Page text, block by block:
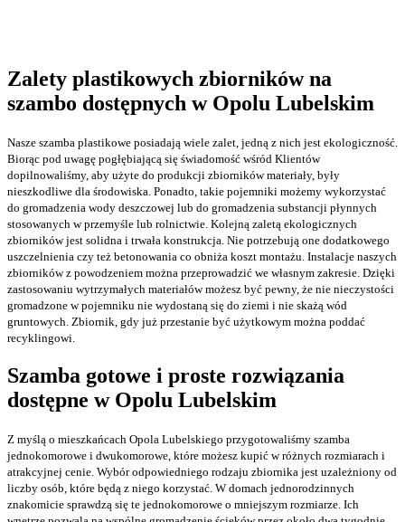
Zalety plastikowych zbiornikówna
szambo dostępnych w Opolu Lubelskim
Nasze szamba plastikowe posiadają wiele zalet, jedną z nich jest ekologiczność.
Biorąc pod uwagę pogłębiającą się świadomość wśród Klientów
dopilnowaliśmy, aby użyte do produkcji zbiorników materiały, były
nieszkodliwe dla środowiska. Ponadto, takie pojemniki możemy wykorzystać
do gromadzenia wody deszczowej lub do gromadzenia substancji płynnych
stosowanych w przemyśle lub rolnictwie. Kolejną zaletą ekologicznych
zbiorników jest solidna i trwała konstrukcja. Nie potrzebują one dodatkowego
uszczelnienia czy też betonowania co obniża koszt montażu. Instalacje naszych
zbiorników z powodzeniem można przeprowadzić we własnym zakresie. Dzięki
zastosowaniu wytrzymałych materiałów możesz być pewny, że nie nieczystości
gromadzone w pojemniku nie wydostaną się do ziemi i nie skażą wód
gruntowych. Zbiornik, gdy już przestanie być użytkowym można poddać
recyklingowi.
Szamba gotowe i proste rozwiązania
dostępne w Opolu Lubelskim
Z myślą o mieszkańcach Opola Lubelskiego przygotowaliśmy szamba
jednokomorowe i dwukomorowe, które możesz kupić w różnych rozmiarach i
atrakcyjnej cenie. Wybór odpowiedniego rodzaju zbiornika jest uzależniony od
liczby osób, które będą z niego korzystać. W domach jednorodzinnych
znakomicie sprawdzą się te jednokomorowe o mniejszym rozmiarze. Ich